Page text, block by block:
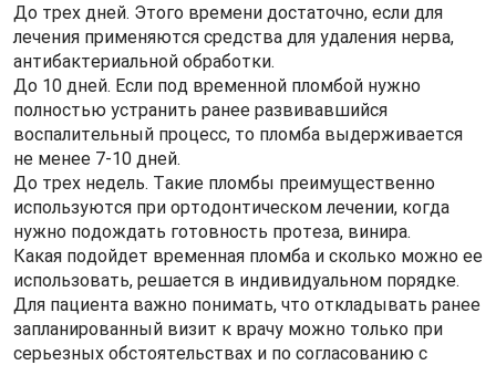
До трех дней. Этого времени достаточно, если для
лечения применяются средства для удаления нерва,
антибактериальной обработки.
До 10 дней. Если под временной пломбой нужно
полностью устранить ранее развивавшийся
воспалительный процесс, то пломба выдерживается
не менее 7-10 дней.
До трех недель. Такие пломбы преимущественно
используются при ортодонтическом лечении, когда
нужно подождать готовность протеза, винира.
Какая подойдет временная пломба и сколько можно ее
использовать, решается в индивидуальном порядке.
Для пациента важно понимать, что откладывать ранее
запланированный визит к врачу можно только при
серьезных обстоятельствах и по согласованию с